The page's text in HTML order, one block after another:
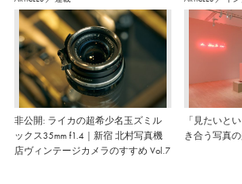
非公開: ライカの超希少名玉ズミル
ックス35mm f1.4｜新宿 北村写真機
店ヴィンテージカメラのすすめ Vol.7
「見たいと
き合う写真